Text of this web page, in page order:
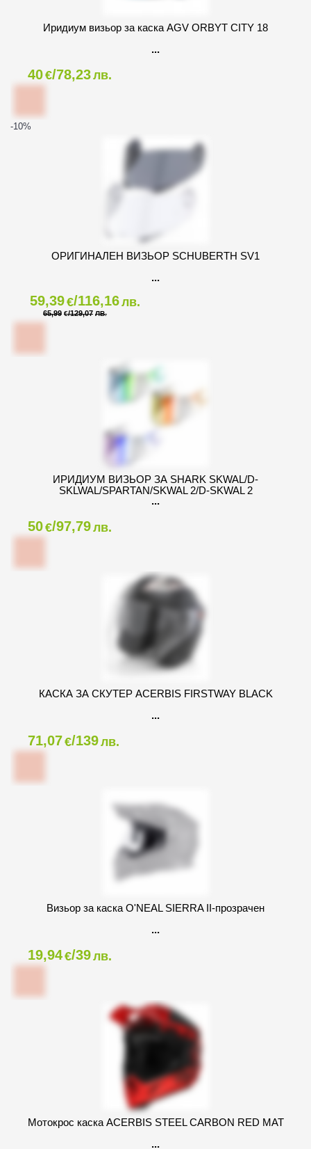
Иридиум визьор за каска AGV ORBYT CITY 18
40€/78,23лв.
-10%
ОРИГИНАЛЕН ВИЗЬОР SCHUBERTH SV1
59,39€/116,16лв.
65,99 €/129,07 ЛВ.
ИРИДИУМ ВИЗЬОР ЗА SHARK SKWAL/D-
SKLWAL/SPARTAN/SKWAL 2/D-SKWAL 2
50€/97,79лв.
КАСКА ЗА СКУТЕР ACERBIS FIRSTWAY BLACK
71,07€/139лв.
Визьор за каска O'NEAL SIERRA II-прозрачен
19,94€/39лв.
Мотокрос каска ACERBIS STEEL CARBON RED MAT